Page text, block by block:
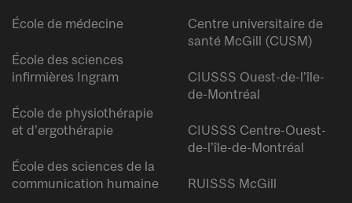
École de médecine
École des sciences
infirmières Ingram
École de physiothérapie
et d’ergothérapie
École des sciences de la
communication humaine
Centre universitaire de
santé McGill (CUSM)
CIUSSS Ouest-de-l’île-
de-Montréal
CIUSSS Centre-Ouest-
de-l’île-de-Montréal
RUISSS McGill